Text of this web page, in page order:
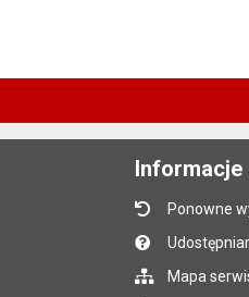
Ponowne
Mapa